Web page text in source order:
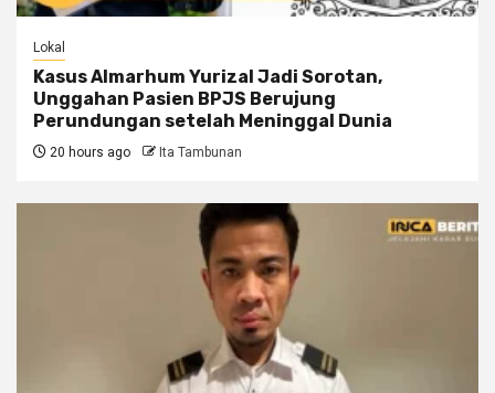
Lokal
Kasus Almarhum Yurizal Jadi Sorotan,
Unggahan Pasien BPJS Berujung
Perundungan setelah Meninggal Dunia
20 hours ago Ita Tambunan